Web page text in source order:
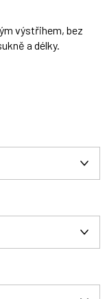
výstřihem, bez
a délky.